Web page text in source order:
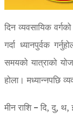
दिन व्यवसायिक
गर्दा ध्यानपुर्वक
समयको यात्राको
होला। मध्यान्नपछि
मीन राशि – दि, दु,